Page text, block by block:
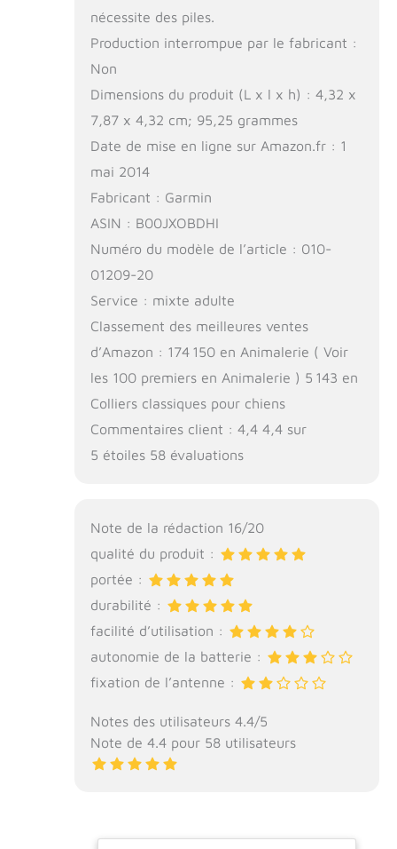
nécessite des piles.
Production interrompue par le fabricant :
Non
Dimensions du produit (L x l x h) : 4,32 x
7,87 x 4,32 cm; 95,25 grammes
Date de mise en ligne sur Amazon.fr : 1
mai 2014
Fabricant : Garmin
ASIN : B00JXOBDHI
Numéro du modèle de l’article : 010-
01209-20
Service : mixte adulte
Classement des meilleures ventes
d’Amazon : 174 150 en Animalerie ( Voir
les 100 premiers en Animalerie ) 5 143 en
Colliers classiques pour chiens
Commentaires client : 4,4 4,4 sur
5 étoiles 58 évaluations
Note de la rédaction 16/20
qualité du produit :
portée :
durabilité :
facilité d’utilisation :
autonomie de la batterie :
fixation de l’antenne :
Notes des utilisateurs 4.4/5
Note de 4.4 pour 58 utilisateurs